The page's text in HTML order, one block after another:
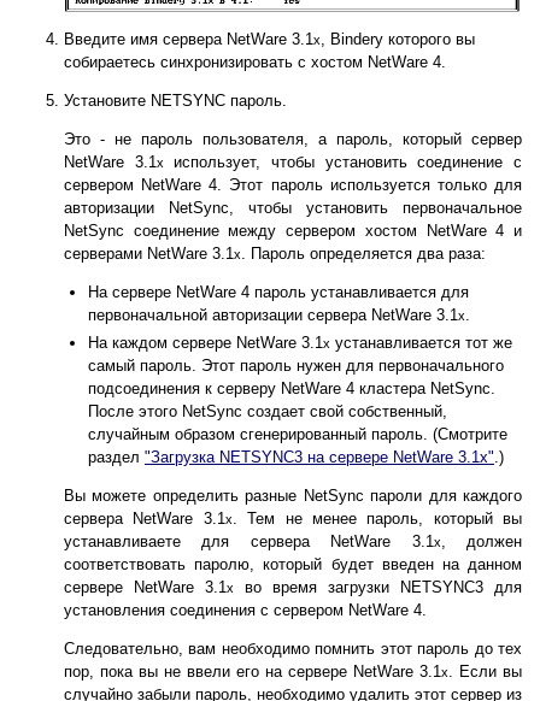
Введите имя сервера NetWare 3.1 x
, Bindery которого вы
собираетесь синхронизировать с хостом NetWare 4.
Установите NETSYNC пароль.
Это - не пароль пользователя, а пароль, который сервер
NetWare 3.1 x
использует, чтобы установить соединение с
сервером NetWare 4. Этот пароль используется только для
авторизации NetSync, чтобы установить первоначальное
NetSync соединение между сервером хостом NetWare 4 и
серверами NetWare 3.1 x . Пароль определяется два раза:
На сервере NetWare 4 пароль устанавливается для
первоначальной авторизации сервера NetWare 3.1 x
На каждом сервере NetWare 3.1 x устанавливается тот же
самый пароль. Этот пароль нужен для первоначального
подсоединения к серверу NetWare 4 кластера NetSync.
После этого NetSync создает свой собственный,
случайным образом сгенерированный пароль. (Смотрите
раздел "Загрузка NETSYNC3 на сервере NetWare 3.1x" .)
Вы можете определить разные NetSync пароли для каждого
сервера NetWare 3.1 x
. Тем не менее пароль, который вы
устанавливаете для сервера NetWare 3.1 x
, должен
соответствовать паролю, который будет введен на данном
сервере NetWare 3.1 x
во время загрузки NETSYNC3 для
установления соединения с сервером NetWare 4.
Следовательно, вам необходимо помнить этот пароль до тех
пор, пока вы не ввели его на сервере NetWare 3.1 x
. Если вы
случайно забыли пароль, необходимо удалить этот сервер из